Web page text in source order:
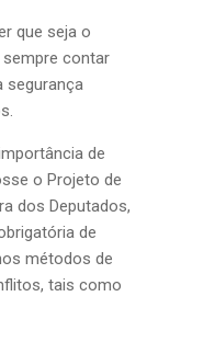
que seja o
contar
segurança
de
o Projeto de
dos Deputados,
de
métodos de
tais como